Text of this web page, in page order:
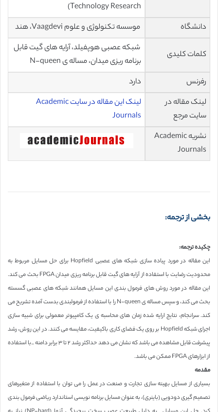
Technology Research)
دانشگاه
موسسه تکنولوژی و علوم Vaagdevi، هند
کلمات کلیدی
شبکه عصبی هوپفیلد، آرایه های گیت قابل
برنامه ریزی میدان، مساله ی N-queen
رفرنس
دارد
لینک مقاله در
سایت مرجع
لینک این مقاله در سایت Academic
Journals
نشریه Academic
Journals
بخشی از ترجمه:
چکیده ترجمه:
این مقاله در مورد پیاده سازی شبکه های عصبی Hopfield برای حل مسایل مربوط به
محدودیت رضایت با استفاده از آرایه های گیت قابل برنامه ریزی میدان FPGA بحث می کند.
این مقاله در مورد روش های فرمول بندی این مسایل همانند شبکه های عصبی گسسته
بحث می کند، و سپس مساله ی N-queen را با استفاده از فرمولبندی بدست آمده تشریح می
کند. سرانجام، نتایج ارایه شده زمان های محاسبه ی یک کامپیوتر معمولی برای شبیه سازی
اجرای شبکه Hopfield بر روی یک فضای کاری باکیفیت، مقایسه می کنند. در این روش، رشد
پیشرفت قابل مشاهده می باشد که نشان می دهد حداکثر رشد ٢ تا ٣ برابر دامنه _با استفاده
از ابزارهای FPGA ممکن می باشد.
مقدمه
بسیاری از مسایل بهینه سازی تجارت و صنعت در عمل را می توان با استفاده از متغیرهای
تصمیم گیری دودویی (باینری)، به عنوان مسایل برنامه نویسی استاندارد ریاضی فرمول بندی